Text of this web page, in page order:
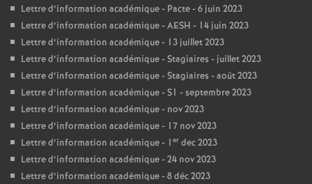
Lettre d’information académique - Pacte - 6 juin 2023
Lettre d’information académique - AESH - 14 juin 2023
Lettre d’information académique - 13 juillet 2023
Lettre d’information académique - Stagiaires - juillet 2023
Lettre d’information académique - Stagiaires - août 2023
Lettre d’information académique - S1 - septembre 2023
Lettre d’information académique - nov 2023
Lettre d’information académique - 17 nov 2023
Lettre d’information académique - 1 er dec 2023
Lettre d’information académique - 24 nov 2023
Lettre d’information académique - 8 déc 2023